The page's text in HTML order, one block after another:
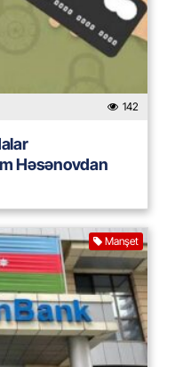
142
Həsənovdan
Manşet